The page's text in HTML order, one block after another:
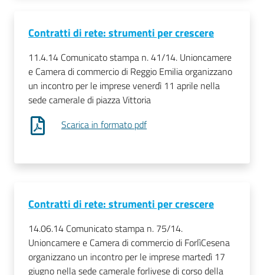
Contratti di rete: strumenti per crescere
11.4.14 Comunicato stampa n. 41/14. Unioncamere
e Camera di commercio di Reggio Emilia organizzano
un incontro per le imprese venerdì 11 aprile nella
sede camerale di piazza Vittoria
Scarica in formato pdf
Contratti di rete: strumenti per crescere
14.06.14 Comunicato stampa n. 75/14.
Unioncamere e Camera di commercio di ForlìCesena
organizzano un incontro per le imprese martedì 17
giugno nella sede camerale forlivese di corso della